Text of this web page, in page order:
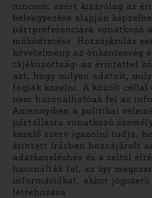
nincsen, ezért kizárólag az
beleegyezése alapján
pártpreferenciára vonatkozó
működtetése. Hozzájárulás
követelmény az önkéntesség
tájékozottság: az érintettel
azt, hogy milyen adatait,
fogják kezelni. A közölt céllal
nem használhatóak fel az
Amennyiben a politikai
pártállásra vonatkozó
kezelő szerv igazolni tudja,
érintett írásban hozzájárult
adatkezeléshez és a céltól
használták fel, az így
információkat, akkor
létrehozása.